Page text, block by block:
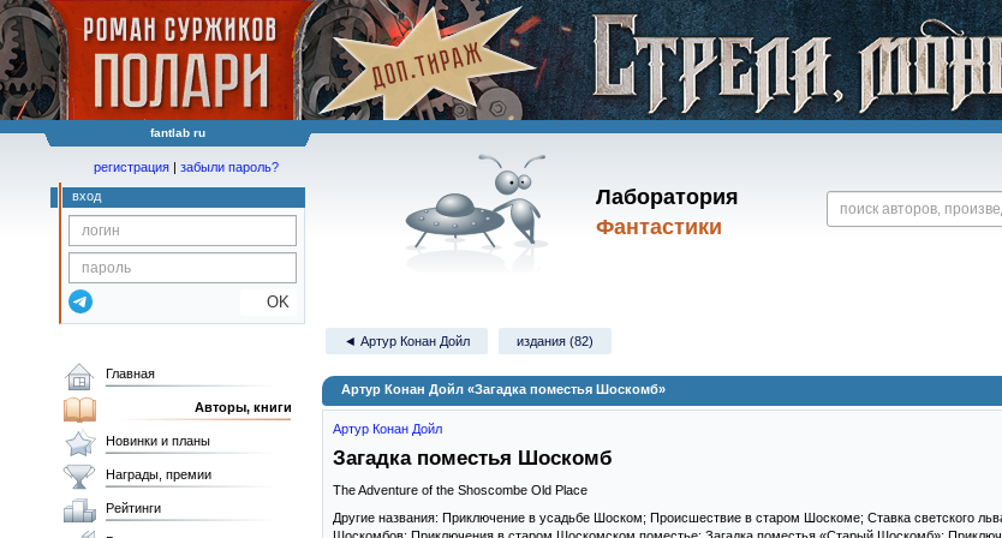
fantlab ru
Лаборатория
Фантастики
регистрация | забыли пароль?
вход
OK
◄ Артур Конан Дойл издания (82)
Артур Конан Дойл «Загадка поместья Шоскомб»
Артур Конан Дойл
Загадка поместья Шоскомб
The Adventure of the Shoscombe Old Place
Другие названия: Приключение в усадьбе Шоском; Происшествие в старом Шоскоме; Ставка светского
Главная
Авторы, книги
Новинки и планы
Награды, премии
Рейтинги